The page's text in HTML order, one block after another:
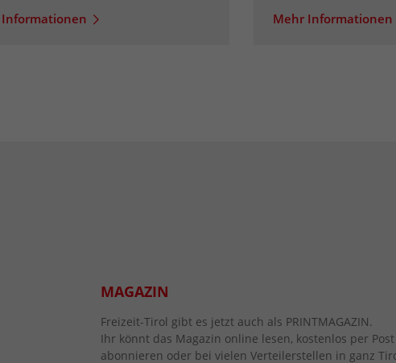
Mehr Informationen
MAGAZIN
Freizeit-Tirol gibt es jetzt auch als PRINTMAGAZIN.
Ihr könnt das Magazin online lesen, kostenlos per Post
abonnieren oder bei vielen Verteilerstellen in ganz